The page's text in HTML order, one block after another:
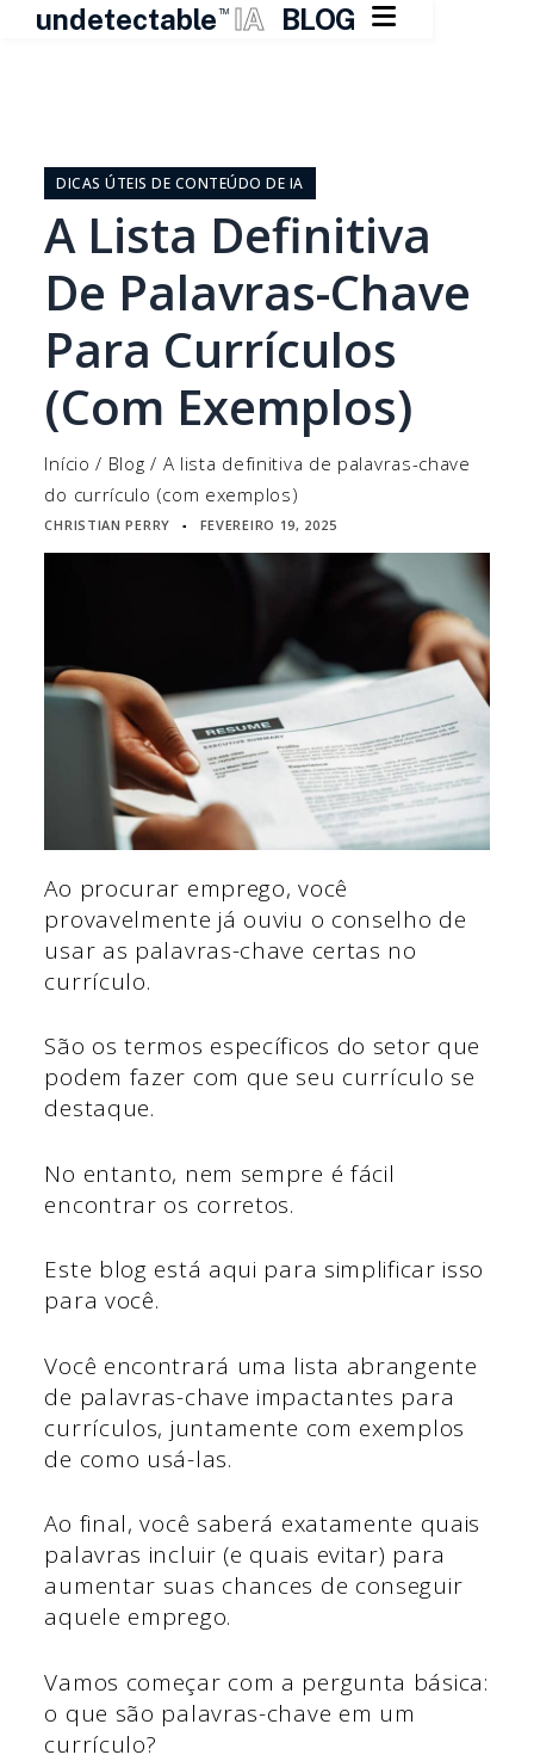
undetectable TM IA BLOG 
conteúdo
DICAS ÚTEIS DE CONTEÚDO DE IA
A Lista Definitiva
De Palavras-Chave
Para Currículos
(com Exemplos)
Início / Blog / A lista definitiva de palavras-chave
do currículo (com exemplos)
CHRISTIAN PERRY ▪ FEVEREIRO 19, 2025
Ao procurar emprego, você
provavelmente já ouviu o conselho de
usar as palavras-chave certas no
currículo.
São os termos específicos do setor que
podem fazer com que seu currículo se
destaque.
No entanto, nem sempre é fácil
encontrar os corretos.
Este blog está aqui para simplificar isso
para você.
Você encontrará uma lista abrangente
de palavras-chave impactantes para
currículos, juntamente com exemplos
de como usá-las.
Ao final, você saberá exatamente quais
palavras incluir (e quais evitar) para
aumentar suas chances de conseguir
aquele emprego.
Vamos começar com a pergunta básica:
o que são palavras-chave em um
currículo?